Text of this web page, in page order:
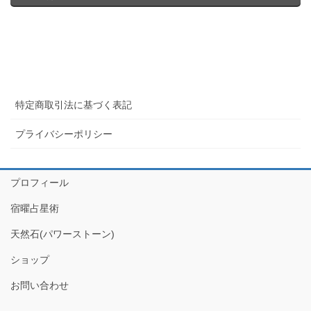
特定商取引法に基づく表記
プライバシーポリシー
プロフィール
宿曜占星術
天然石(パワーストーン)
ショップ
お問い合わせ